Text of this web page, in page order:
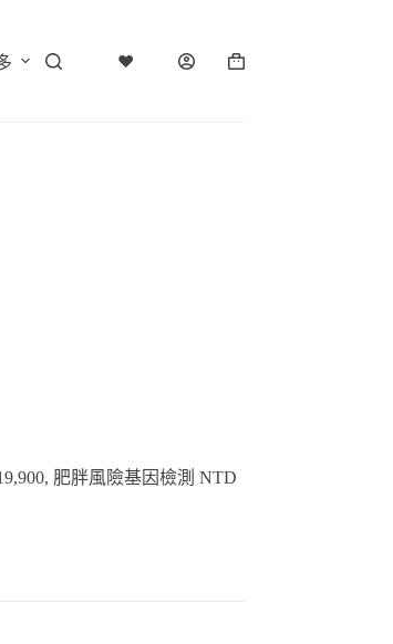
♥
購
肥胖風險基因檢測 NTD